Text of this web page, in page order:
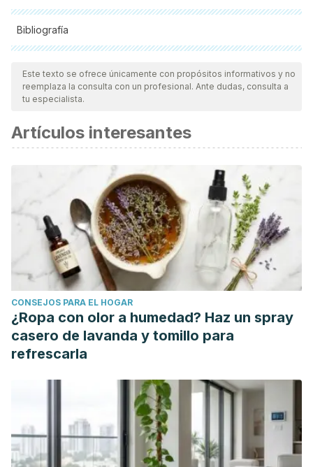
Bibliografía
Todas las fuentes citadas fueron revisadas a profundidad por
nuestro equipo, para asegurar su calidad, confiabilidad,
vigencia y validez.La bibliografía de este artículo fue
científica.
Barone, D. A. (2020). Dream enactment behavior—a real
nightmare: a review of post-traumatic stress disorder, REM
sleep behavior disorder, and trauma-associated sleep
disorder. Journal of Clinical Sleep Medicine ,16(11), 1943-
1948. Disponible en:
https://jcsm.aasm.org/doi/full/10.5664/jcsm.8758
Spoormaker, V. I. & Montgomery, P. (2008). Disturbed
sleep in post-traumatic stress disorder: secondary
symptom or core feature?
169-184. Disponible en:
https://www.sciencedirect.com/science/article/abs/pii/
Este texto se ofrece únicamente con propósitos informativos y no
reemplaza la consulta con un profesional. Ante dudas, consulta a
tu especialista.
Artículos interesantes
CONSEJOS PARA EL HOGAR
¿Ropa con olor a humedad? Haz un spray
casero de lavanda y tomillo para
refrescarla